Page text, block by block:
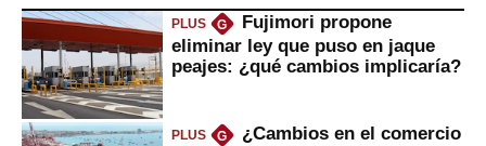
PLUS G
Fujimori propone
eliminar ley que puso en jaque
peajes: ¿qué cambios implicaría?
PLUS G ¿Cambios en el comercio